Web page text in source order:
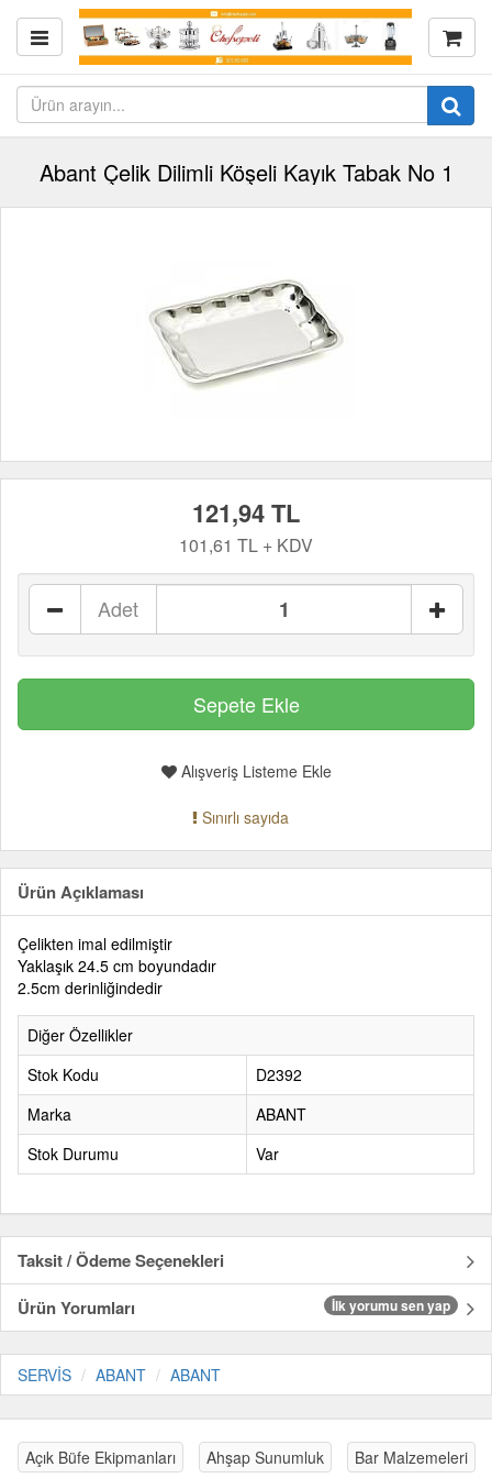
Abant Çelik Dilimli Köşeli Kayık Tabak No 1
121,94 TL
101,61 TL + KDV
Adet
Alışveriş Listeme Ekle
Sınırlı sayıda
Ürün Açıklaması
Çelikten imal edilmiştir
Yaklaşık 24.5 cm boyundadır
2.5cm derinliğindedir
Diğer Özellikler
Stok Kodu
D2392
Marka
ABANT
Stok Durumu
Var
Taksit / Ödeme Seçenekleri
Ürün Yorumları
İlk yorumu sen yap
SERVİS ABANT ABANT
Açık Büfe Ekipmanları Ahşap Sunumluk Bar Malzemeleri